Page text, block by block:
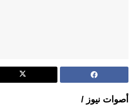
أصوات نيوز /